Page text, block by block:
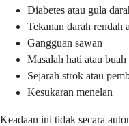
Diabetes atau gula
Tekanan darah rendah
Gangguan sawan
Masalah hati atau
Sejarah strok atau
Kesukaran menelan
Keadaan ini tidak secara